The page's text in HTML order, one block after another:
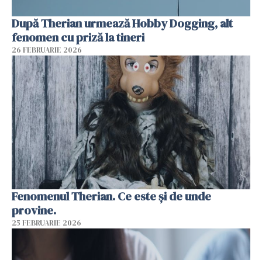
După Therian urmează Hobby Dogging, alt
fenomen cu priză la tineri
26 FEBRUARIE 2026
Fenomenul Therian. Ce este și de unde
provine.
25 FEBRUARIE 2026